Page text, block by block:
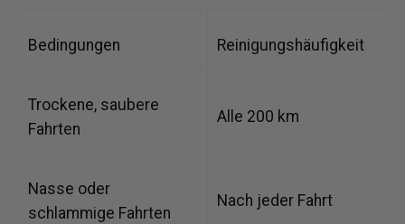
Bedingungen Reinigungshäufigkeit
Trockene, saubere
Fahrten
Alle 200 km
Nasse oder
schlammige Fahrten
Nach jeder Fahrt